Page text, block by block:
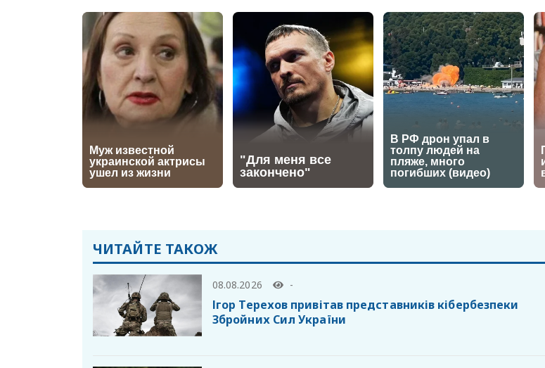
ЧИТАЙТЕ ТАКОЖ
08.08.2026 -
Ігор Терехов привітав представників кібербезпеки
Збройних Сил України